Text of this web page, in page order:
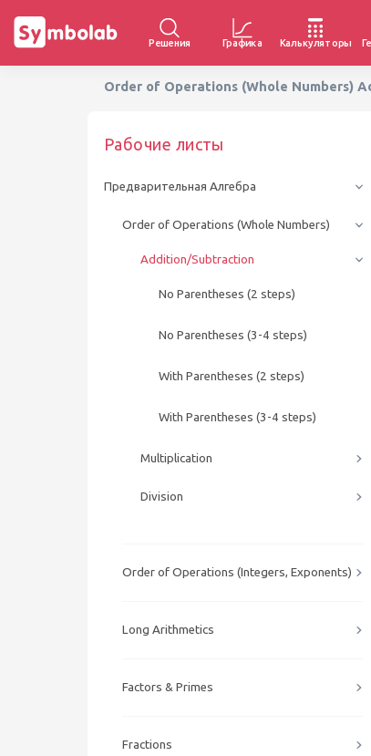
Решения Графика Калькуляторы
Order of Operations (Whole Numbers)
Рабочие листы
Предварительная Алгебра
Order of Operations (Whole Numbers)
Addition/Subtraction
No Parentheses (2 steps)
No Parentheses (3-4 steps)
With Parentheses (2 steps)
With Parentheses (3-4 steps)
Multiplication
Division
Order of Operations (Integers, Exponents)
Long Arithmetics
Factors & Primes
Fractions